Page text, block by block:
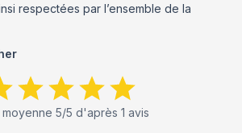
respectées par l’ensemble de la
5/5 d'après 1 avis